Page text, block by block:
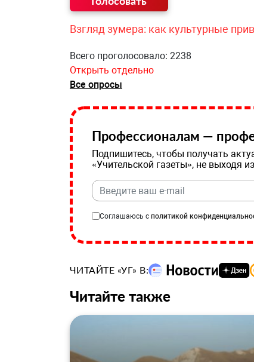
Взгляд зумера: как культурные
Всего проголосовало: 2238
Открыть отдельно
Все опросы
Профессионалам —
Подпишитесь, чтобы получать
«Учительской газеты», не выходя
Соглашаюсь с политикой
ЧИТАЙТЕ «УГ» В:
Читайте также